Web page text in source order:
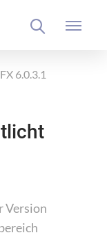
6.0.3.1
Version